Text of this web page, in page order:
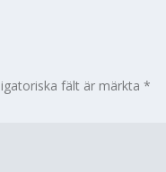
fält är märkta *